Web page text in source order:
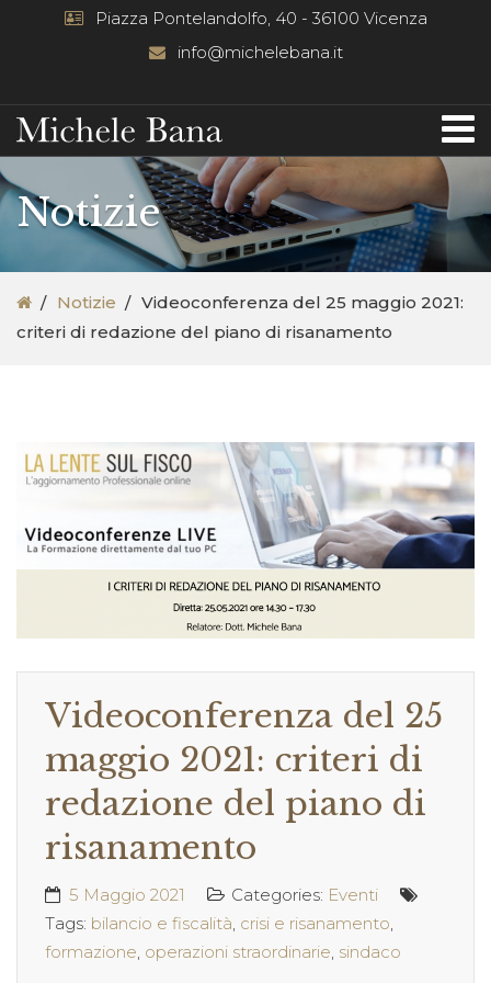
Piazza Pontelandolfo, 40 - 36100 Vicenza
info@michelebana.it
Notizie
Notizie
Videoconferenza del 25 maggio 2021:
criteri di redazione del piano di risanamento
Videoconferenza del 25
maggio 2021: criteri di
redazione del piano di
risanamento
5 Maggio 2021 Categories: Eventi
Tags: bilancio e fiscalità crisi e risanamento
formazione operazioni straordinarie sindaco